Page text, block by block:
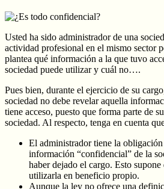
Usted ha sido administrador de una
actividad profesional en el mismo sector
plantea qué información a la que tuvo
sociedad puede utilizar y cuál no….
Pues bien, durante el ejercicio de su
sociedad no debe revelar aquella
tiene acceso, puesto que forma parte de
sociedad. Al respecto, tenga en cuenta
El administrador tiene la obligación
información “confidencial” de la
haber dejado el cargo. Esto
utilizarla en beneficio propio.
Aunque la ley no ofrece una